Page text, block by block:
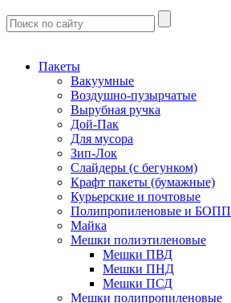
Пакеты
Вакуумные
Воздушно-пузырчатые
Вырубная ручка
Дой-Пак
Для мусора
Зип-Лок
Слайдеры (с бегунком)
Крафт пакеты (бумажные)
Курьерские и почтовые
Полипропиленовые и БОПП
Майка
Мешки полиэтиленовые
Мешки ПВД
Мешки ПНД
Мешки ПСД
Мешки полипропиленовые